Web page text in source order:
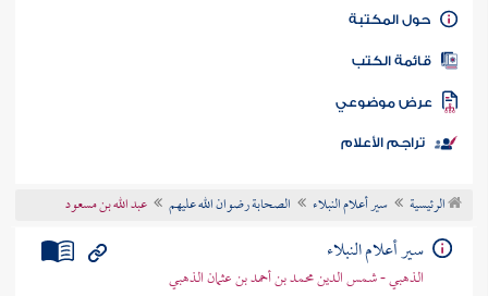
كتاب الأمة
المكتبة
الكتب
موضوعي
تراجم الأعلام
الرئيسية سير أعلام النبلاء الصحابة رضوان الله عليهم عبد الله بن مسعود
سير أعلام النبلاء
الذهبي - شمس الدين محمد بن أحمد بن عثمان الذهبي